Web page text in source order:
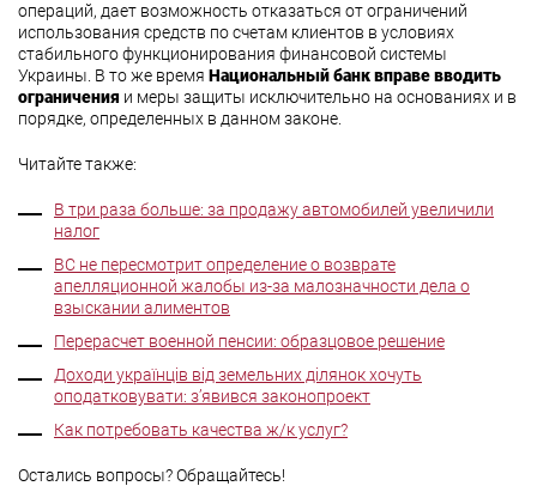
операций, дает возможность отказаться от ограничений
использования средств по счетам клиентов в условиях
стабильного функционирования финансовой системы
Украины. В то же время Национальный банк вправе вводить
ограничения и меры защиты исключительно на основаниях и в
порядке, определенных в данном законе.
Читайте также:
В три раза больше: за продажу автомобилей увеличили
налог
ВС не пересмотрит определение о возврате
апелляционной жалобы из-за малозначности дела о
взыскании алиментов
Перерасчет военной пенсии: образцовое решение
Доходи українців від земельних ділянок хочуть
оподатковувати: з’явився законопроект
Как потребовать качества ж/к услуг?
Остались вопросы? Обращайтесь!